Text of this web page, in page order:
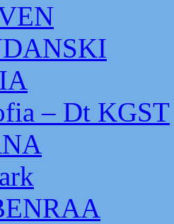
– Dt KGST